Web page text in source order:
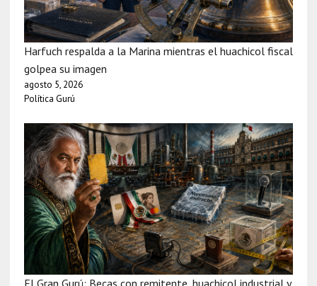
Harfuch respalda a la Marina mientras el huachicol fiscal
golpea su imagen
agosto 5, 2026
Política Gurú
El Gran Gurú: Becas con remitente, huachicol industrial y